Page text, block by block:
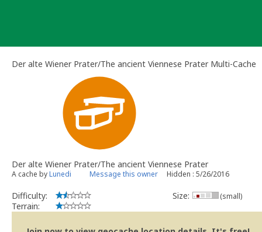
Der alte Wiener Prater/The ancient Viennese Prater Multi-Cache
Der alte Wiener Prater/The ancient Viennese Prater
A cache byLunedi Message this owner Hidden : 5/26/2016
Difficulty:
Terrain:
Size: (small)